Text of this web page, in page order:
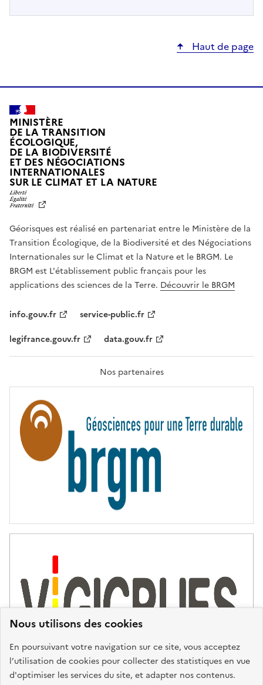
Nous utilisons des cookies
En poursuivant votre navigation sur ce site, vous acceptez
l’utilisation de cookies pour collecter des statistiques en vue
d'optimiser les services du site, et adapter nos contenus.
Haut de page
MINISTÈRE
DE LA TRANSITION
ÉCOLOGIQUE,
DE LA BIODIVERSITÉ
ET DES NÉGOCIATIONS
INTERNATIONALES
SUR LE CLIMAT ET LA NATUREL
T
É
,
É
G
A
L
F
A
T
R
T
É
Géorisques est réalisé en partenariat entre le Ministère de la
Transition Écologique, de la Biodiversité et des Négociations
Internationales sur le Climat et la Nature et le BRGM. Le
BRGM est L'établissement public français pour les
applications des sciences de la Terre. Découvrir le BRGM
info.gouv.fr
service-public.fr
legifrance.gouv.fr
data.gouv.fr
Nos partenaires